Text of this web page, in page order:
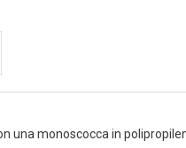
monoscocca in